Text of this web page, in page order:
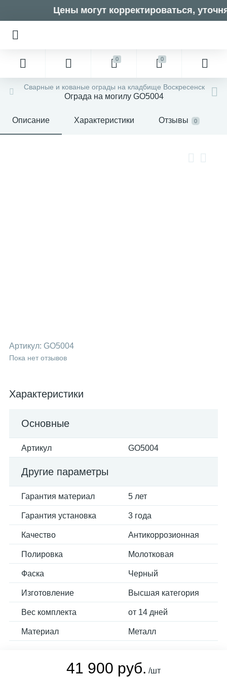
Цены могут корректироваться,
0 0
Сварные и кованые ограды на кладбище Воскресенск
Ограда на могилу GO5004
Описание Характеристики Отзывы 0
Артикул: GO5004
Пока нет отзывов
Характеристики
Основные
Артикул GO5004
Другие параметры
Гарантия материал 5 лет
Гарантия установка 3 года
Качество Антикоррозионная
Полировка Молотковая
Фаска Черный
Изготовление Высшая категория
Вес комплекта от 14 дней
Материал Металл
41 900 руб. /шт